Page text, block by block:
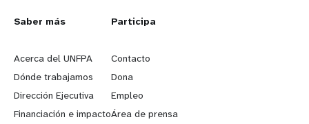
L
e
a
r
Saber más
Acerca del UNFPA
Dónde trabajamos
Dirección Ejecutiva
Financiación e impacto
G
o
b
e
Participa
Contacto
Dona
Empleo
Área de prensa